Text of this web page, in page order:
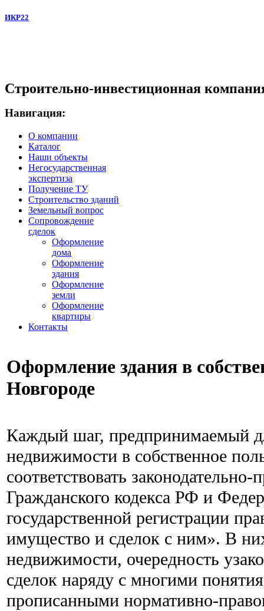
ИКР22
Строительно-инвестиционная
Навигация:
О компании
Каталог
Наши объекты
Негосударственная
экспертиза
Получение ТУ
Строительство зданий
Земельный вопрос
Сопровождение
сделок
Оформление
дома
Оформление
здания
Оформление
земли
Оформление
квартиры
Контакты
Оформление здания в
Новгороде
Каждый шаг, предпринимаемый
недвижимости в собственное
соответствовать
Гражданского кодекса РФ и
государственной регистрации
имущество и сделок с ним». В
недвижимости, очередность
сделок наряду с многими
прописанными нормативно-